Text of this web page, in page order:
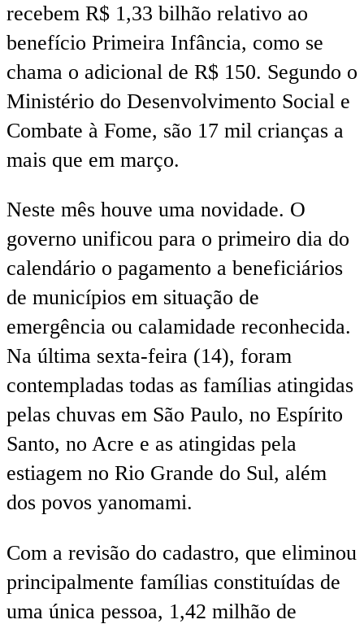
recebem R$ 1,33 bilhão relativo ao
benefício Primeira Infância, como se
chama o adicional de R$ 150. Segundo o
Ministério do Desenvolvimento Social e
Combate à Fome, são 17 mil crianças a
mais que em março.
Neste mês houve uma novidade. O
governo unificou para o primeiro dia do
calendário o pagamento a beneficiários
de municípios em situação de
emergência ou calamidade reconhecida.
Na última sexta-feira (14), foram
contempladas todas as famílias atingidas
pelas chuvas em São Paulo, no Espírito
Santo, no Acre e as atingidas pela
estiagem no Rio Grande do Sul, além
dos povos yanomami.
Com a revisão do cadastro, que eliminou
principalmente famílias constituídas de
uma única pessoa, 1,42 milhão de